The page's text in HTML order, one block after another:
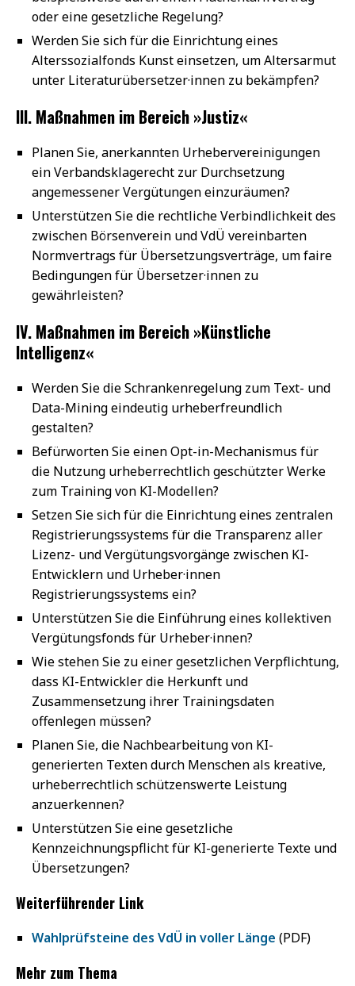
oder eine gesetzliche Regelung?
Werden Sie sich für die Einrichtung eines
Alterssozialfonds Kunst einsetzen, um Altersarmut
unter Literaturübersetzer·innen zu bekämpfen?
III. Maßnahmen im Bereich »Justiz«
Planen Sie, anerkannten Urhebervereinigungen
ein Verbandsklagerecht zur Durchsetzung
angemessener Vergütungen einzuräumen?
Unterstützen Sie die rechtliche Verbindlichkeit des
zwischen Börsenverein und VdÜ vereinbarten
Normvertrags für Übersetzungsverträge, um faire
Bedingungen für Übersetzer·innen zu
gewährleisten?
IV. Maßnahmen im Bereich »Künstliche
Intelligenz«
Werden Sie die Schrankenregelung zum Text- und
Data-Mining eindeutig urheberfreundlich
gestalten?
Befürworten Sie einen Opt-in-Mechanismus für
die Nutzung urheberrechtlich geschützter Werke
zum Training von KI-Modellen?
Setzen Sie sich für die Einrichtung eines zentralen
Registrierungssystems für die Transparenz aller
Lizenz- und Vergütungsvorgänge zwischen KI-
Entwicklern und Urheber·innen
Registrierungssystems ein?
Unterstützen Sie die Einführung eines kollektiven
Vergütungsfonds für Urheber·innen?
Wie stehen Sie zu einer gesetzlichen Verpflichtung,
dass KI-Entwickler die Herkunft und
Zusammensetzung ihrer Trainingsdaten
offenlegen müssen?
Planen Sie, die Nachbearbeitung von KI-
generierten Texten durch Menschen als kreative,
urheberrechtlich schützenswerte Leistung
anzuerkennen?
Unterstützen Sie eine gesetzliche
Kennzeichnungspflicht für KI-generierte Texte und
Übersetzungen?
Weiterführender Link
Wahlprüfsteine des VdÜ in voller Länge (PDF)
Mehr zum Thema